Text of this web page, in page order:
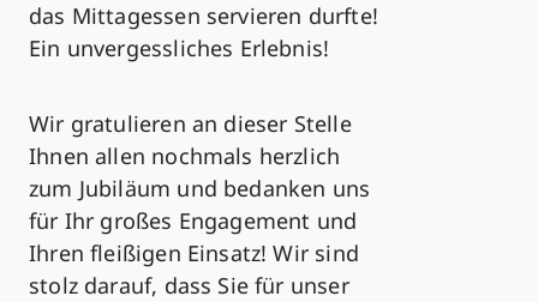
das Mittagessen servieren durfte!
Ein unvergessliches Erlebnis!
Wir gratulieren an dieser Stelle
Ihnen allen nochmals herzlich
zum Jubiläum und bedanken uns
für Ihr großes Engagement und
Ihren fleißigen Einsatz! Wir sind
stolz darauf, dass Sie für unser